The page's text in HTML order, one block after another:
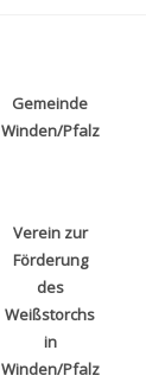
Gemeinde
Winden/Pfalz
Verein zur
Förderung
des
Weißstorchs
in
Winden/Pfalz